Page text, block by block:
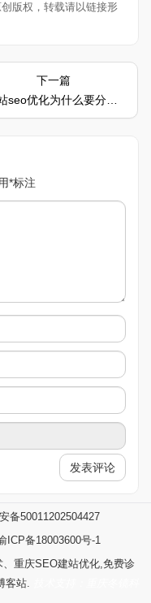
创版权，转载请以链接形
下一篇
优化为什么要分析竞争对手？
*标注
发表评论
备50011202504427
ICP备18003600号-1
重庆SEO建站优化,免费诊
客站.